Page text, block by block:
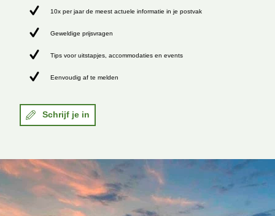
10x per jaar de meest actuele informatie in je postvak
Geweldige prijsvragen
Tips voor uitstapjes, accommodaties en events
Eenvoudig af te melden
Schrijf je in